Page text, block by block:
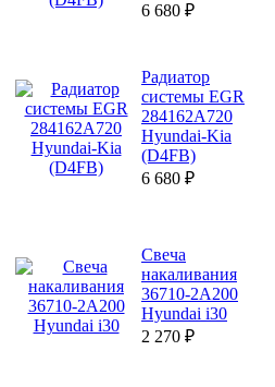
6 680 ₽
Радиатор
системы EGR
284162A720
Hyundai-Kia
(D4FB)
6 680 ₽
Свеча
накаливания
36710-2A200
Hyundai i30
2 270 ₽